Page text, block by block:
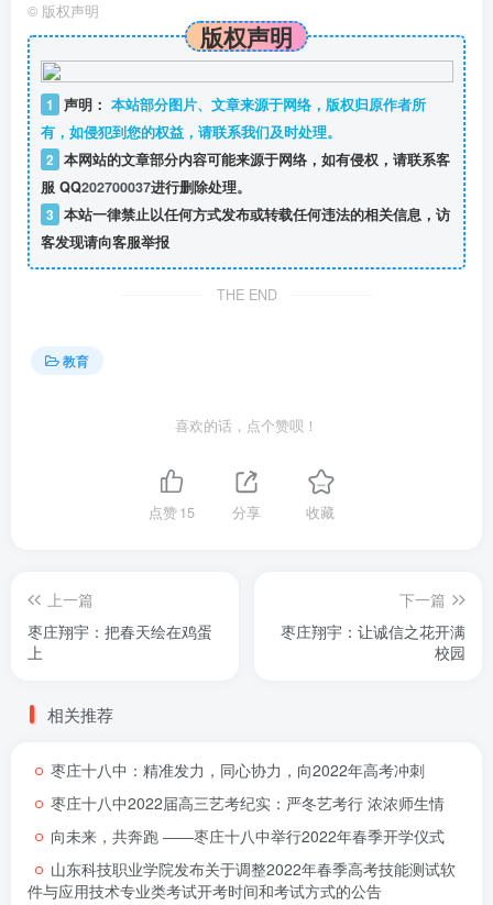
© 版权声明
版权声明
1 声明： 本站部分图片、文章来源于网络，版权归原作者所
有，如侵犯到您的权益，请联系我们及时处理。
2 本网站的文章部分内容可能来源于网络，如有侵权，请联系客
服 QQ202700037进行删除处理。
3 本站一律禁止以任何方式发布或转载任何违法的相关信息，访
客发现请向客服举报
THE END
教育
喜欢的话，点个赞呗！
点赞15 分享 收藏
上一篇
枣庄翔宇：把春天绘在鸡蛋
上
下一篇
枣庄翔宇：让诚信之花开满
校园
相关推荐
枣庄十八中：精准发力，同心协力，向2022年高考冲刺
枣庄十八中2022届高三艺考纪实：严冬艺考行 浓浓师生情
向未来，共奔跑 ――枣庄十八中举行2022年春季开学仪式
山东科技职业学院发布关于调整2022年春季高考技能测试软
件与应用技术专业类考试开考时间和考试方式的公告